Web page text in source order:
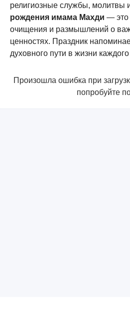
религиозные службы, молитвы
рождения имама Махди — это
очищения и размышлений о
ценностях. Праздник
духовного пути в жизни
Произошла ошибка при
попробуйте